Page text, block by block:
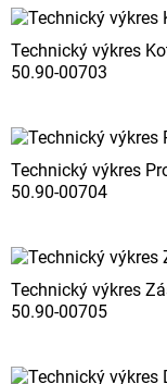
Technický výkres
50.90-00703
Technický výkres
50.90-00704
Technický výkres
50.90-00705